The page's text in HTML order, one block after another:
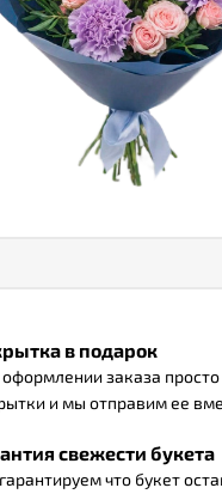
в подарок
заказа просто
и мы отправим ее
свежести букета
что букет